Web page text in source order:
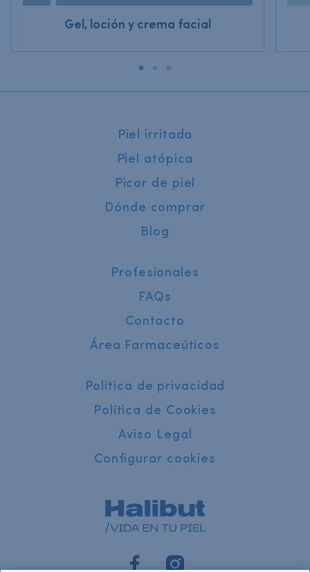
Gel, loción y crema facial
Piel irritada
Piel atópica
Picor de piel
Dónde comprar
Blog
Profesionales
FAQs
Contacto
Área Farmaceúticos
Política de privacidad
Política de Cookies
Aviso Legal
Configurar cookies